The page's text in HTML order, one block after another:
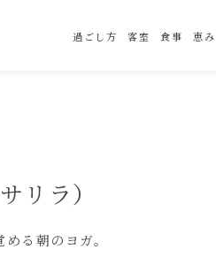
過ごし方 客室 食事 恵
リラ）
る朝のヨガ。